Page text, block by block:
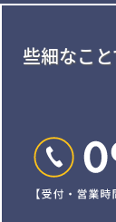
些細なこと